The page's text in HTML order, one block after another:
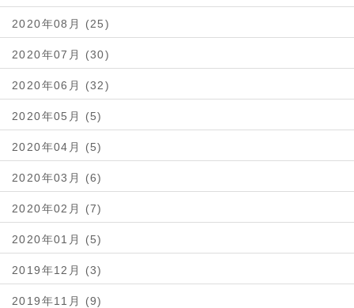
2020年08月 (25)
2020年07月 (30)
2020年06月 (32)
2020年05月 (5)
2020年04月 (5)
2020年03月 (6)
2020年02月 (7)
2020年01月 (5)
2019年12月 (3)
2019年11月 (9)